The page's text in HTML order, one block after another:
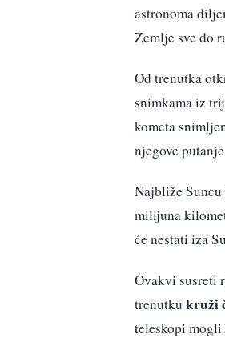
astronoma
Zemlje sve do
Od trenutka
snimkama iz
kometa
njegove
Najbliže
milijuna
će nestati iza
Ovakvi susreti
trenutku kruži
teleskopi